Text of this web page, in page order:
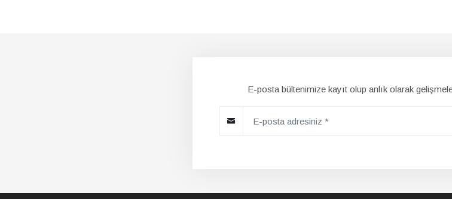
E-posta bültenimize kayıt olup anlık olarak